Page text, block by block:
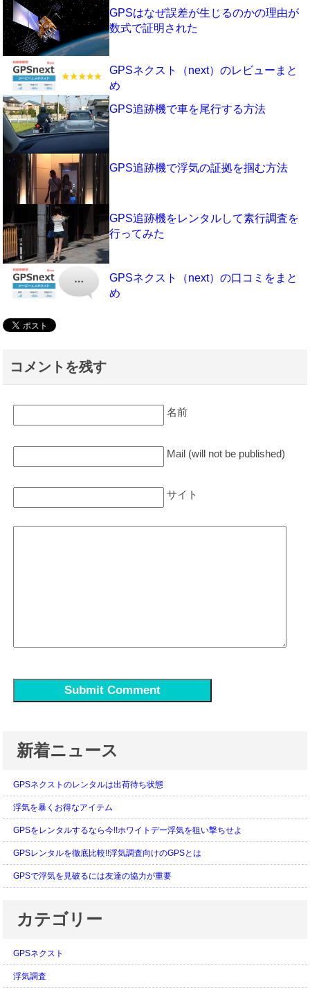
GPSはなぜ誤差が生じるのかの理由が
数式で証明された
GPSネクスト（next）のレビューまと
め
GPS追跡機で車を尾行する方法
GPS追跡機で浮気の証拠を掴む方法
GPS追跡機をレンタルして素行調査を
行ってみた
GPSネクスト（next）の口コミをまと
め
コメントを残す
名前
Mail (will not be published)
サイト
新着ニュース
GPSネクストのレンタルは出荷待ち状態
浮気を暴くお得なアイテム
GPSをレンタルするなら今!!ホワイトデー浮気を狙い撃ちせよ
GPSレンタルを徹底比較!!浮気調査向けのGPSとは
GPSで浮気を見破るには友達の協力が重要
カテゴリー
GPSネクスト
浮気調査